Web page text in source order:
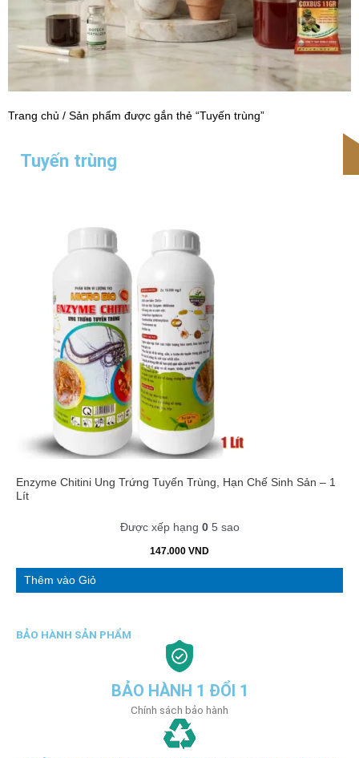
Trang chủ / Sản phẩm được gắn thẻ “Tuyến trùng”
Tuyến trùng
Enzyme Chitini Ung Trứng Tuyến Trùng, Hạn Chế Sinh Sản – 1
Lít
Được xếp hạng 05 sao
147.000 VND
Thêm vào Giỏ
BẢO HÀNH SẢN PHẨM
BẢO HÀNH 1 ĐỔI 1
Chính sách bảo hành